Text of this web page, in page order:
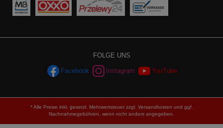
FOLGE UNS
Facebook Instagram YouTube
* Alle Preise inkl. gesetzl. Mehrwertsteuer zzgl. Versandkosten und ggf.
Nachnahmegebühren, wenn nicht anders angegeben.